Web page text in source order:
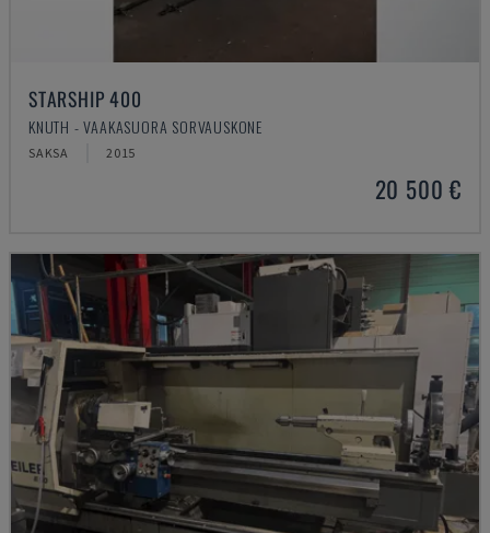
STARSHIP 400
KNUTH - VAAKASUORA SORVAUSKONE
SAKSA 2015
20 500 €